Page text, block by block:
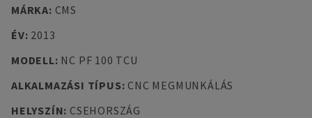
MÁRKA: CMS
ÉV: 2013
MODELL: NC PF 100 TCU
ALKALMAZÁSI TÍPUS: CNC MEGMUNKÁLÁS
HELYSZÍN: CSEHORSZÁG